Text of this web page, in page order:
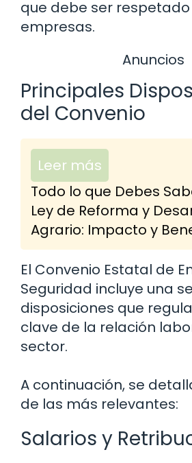
que debe ser
empresas.
Anuncios
Principales
del Convenio
Leer más
Todo lo que Debes
Ley de Reforma y
Agrario: Impacto y
El Convenio Estatal de
Seguridad incluye una
disposiciones que
clave de la relación
sector.
A continuación, se
de las más relevantes:
Salarios y